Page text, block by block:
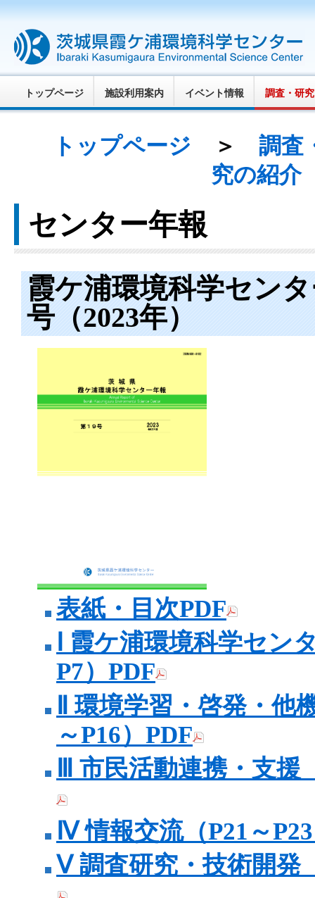
トップページ 施設利用案内 イベント情報 調査・研究
トップページ ＞ 調査
究の紹介
センター年報
霞ケ浦環境科学セン
号（2023年）
表紙・目次PDF
Ⅰ 霞ケ浦環境科学セン
P7）PDF
Ⅱ 環境学習・啓発・他
～P16）PDF
Ⅲ 市民活動連携・支援
Ⅳ 情報交流（P21～
Ⅴ 調査研究・技術開発